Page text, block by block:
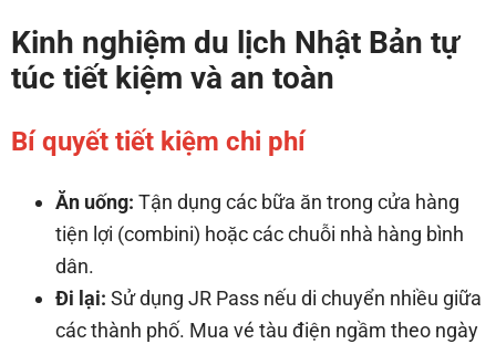
Kinh nghiệm du lịch Nhật Bản tự
túc tiết kiệm và an toàn
Bí quyết tiết kiệm chi phí
Ăn uống: Tận dụng các bữa ăn trong cửa hàng
tiện lợi (combini) hoặc các chuỗi nhà hàng bình
dân.
Đi lại: Sử dụng JR Pass nếu di chuyển nhiều giữa
các thành phố. Mua vé tàu điện ngầm theo ngày